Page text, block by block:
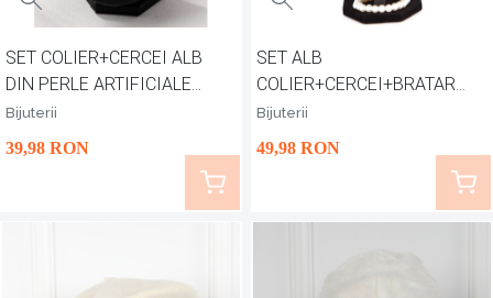
SET COLIER+CERCEI ALB
DIN PERLE ARTIFICIALE
ARYNA
Bijuterii
39,98 RON
SET ALB
COLIER+CERCEI+BRATARA
DIN PERLE ARTIFICIALE
ELLA
Bijuterii
49,98 RON